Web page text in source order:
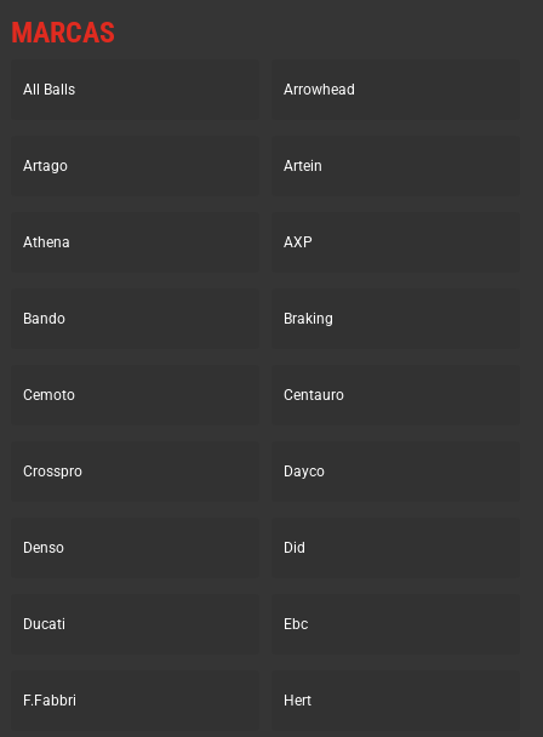
MARCAS
All Balls Arrowhead
Artago Artein
Athena AXP
Bando Braking
Cemoto Centauro
Crosspro Dayco
Denso Did
Ducati Ebc
F.Fabbri Hert